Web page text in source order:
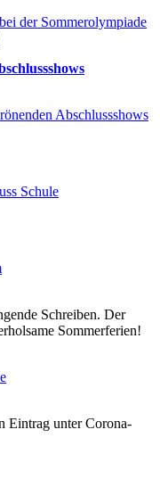
der Sommerolympiade
Abschlussshows
Schule
Schreiben. Der
Sommerferien!
Eintrag unter Corona-